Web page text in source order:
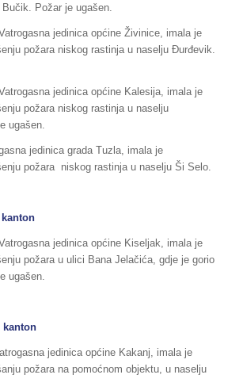
Požar je ugašen.
jedinica općine Živinice, imala je
požara niskog rastinja u naselju Đurđevik.
jedinica općine Kalesija, imala je
požara niskog rastinja u naselju
ugašen.
jedinica grada Tuzla, imala je
požara niskog rastinja u naselju Ši Selo.
jedinica općine Kiseljak, imala je
požara u ulici Bana Jelačića, gdje je gorio
ugašen.
kanton
jedinica općine Kakanj, imala je
požara na pomoćnom objektu, u naselju